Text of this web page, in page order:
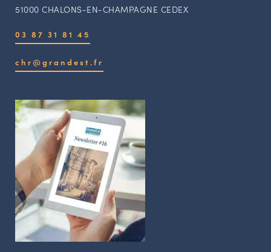
51000 CHALONS-EN-CHAMPAGNE CEDEX
03 87 31 81 45
chr@grandest.fr